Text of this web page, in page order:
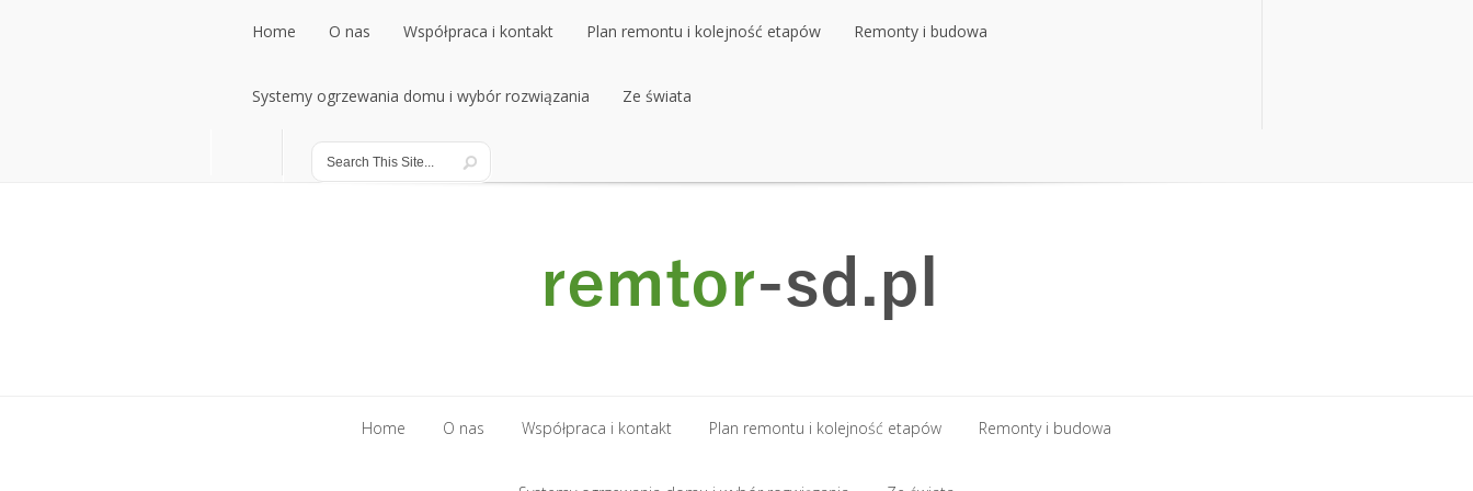
Home
Home
O nas
O nas
Współpraca i kontakt
Współpraca i kontakt
Plan remontu i kolejność etapów
Plan remontu i kolejność etapów
Remonty i budowa
Systemy ogrzewania domu i wybór rozwiązania
Systemy ogrzewania domu i wybór rozwiązania
Ze świata
Home O nas Współpraca i kontakt Plan remontu i kolejność etapów Remonty i budowa